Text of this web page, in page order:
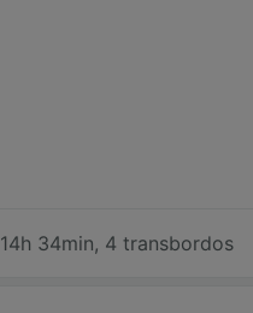
14h 34min, 4 transbordos